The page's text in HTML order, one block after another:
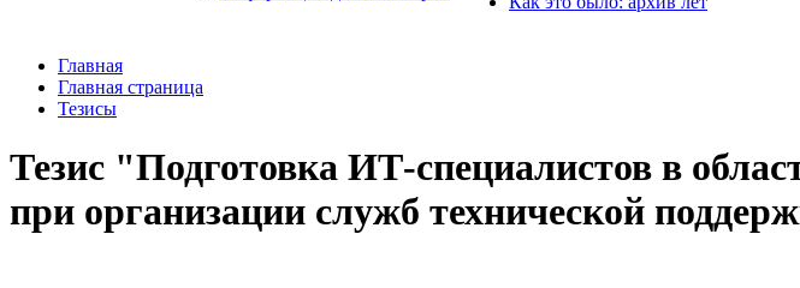
Главная
Главная страница
Тезисы
Тезис "Подготовка ИТ-специалистов в
при организации служб технической